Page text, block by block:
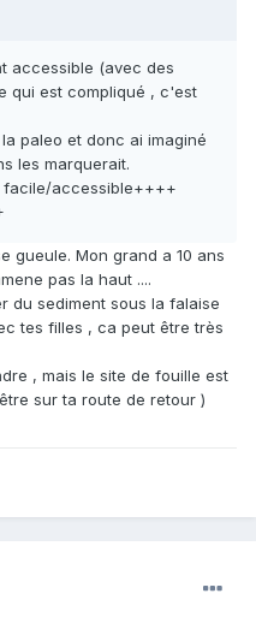
accessible (avec des
qui est compliqué , c'est
paleo et donc ai imaginé
les marquerait.
accessible++++
gueule. Mon grand a 10 ans
pas la haut ....
du sediment sous la falaise
tes filles , ca peut être très
, mais le site de fouille est
sur ta route de retour )